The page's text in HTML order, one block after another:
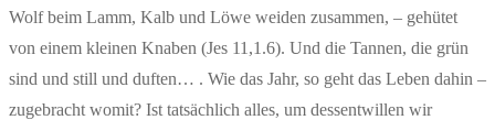
Wolf beim Lamm, Kalb und Löwe weiden zusammen, – gehütet
von einem kleinen Knaben (Jes 11,1.6). Und die Tannen, die grün
sind und still und duften… . Wie das Jahr, so geht das Leben dahin –
zugebracht womit? Ist tatsächlich alles, um dessentwillen wir